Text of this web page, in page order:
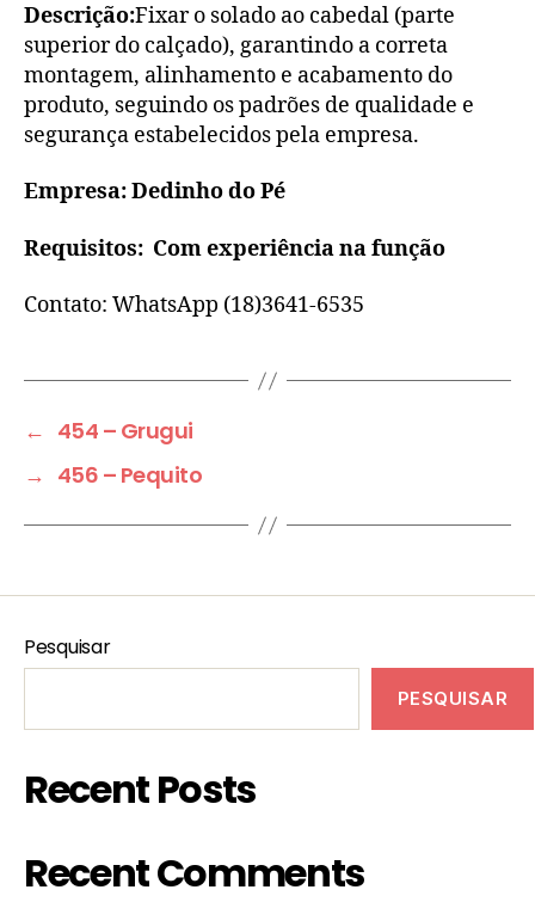
Descrição:Fixar o solado ao cabedal (parte
superior do calçado), garantindo a correta
montagem, alinhamento e acabamento do
produto, seguindo os padrões de qualidade e
segurança estabelecidos pela empresa.
Empresa: Dedinho do Pé
Requisitos: Com experiência na função
Contato: WhatsApp (18)3641-6535
← 454 – Grugui
→ 456 – Pequito
Pesquisar
PESQUISAR
Recent Posts
Recent Comments